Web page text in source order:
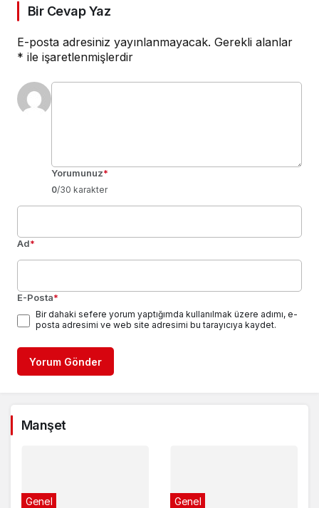
Bir Cevap Yaz
E-posta adresiniz yayınlanmayacak. Gerekli alanlar
* ile işaretlenmişlerdir
Yorumunuz*
0/30 karakter
Ad*
E-Posta*
Bir dahaki sefere yorum yaptığımda kullanılmak üzere adımı, e-
posta adresimi ve web site adresimi bu tarayıcıya kaydet.
Yorum Gönder
Manşet
Genel Genel